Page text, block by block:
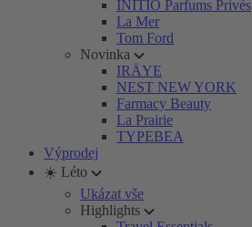
INITIO Parfums Privés
La Mer
Tom Ford
Novinka
IRÄYE
NEST NEW YORK
Farmacy Beauty
La Prairie
TYPEBEA
Výprodej
☀️ Léto
Ukázat vše
Highlights